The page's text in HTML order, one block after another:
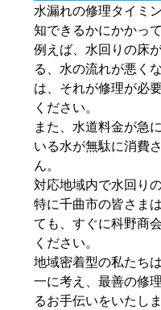
水漏れの修理タイミ
知できるかにかかって
例えば、水回りの床
る、水の流れが悪く
は、それが修理が必
ください。
また、水道料金が急
いる水が無駄に消費
ん。
対応地域内で水回り
特に千曲市の皆さま
ても、すぐに科野商
ください。
地域密着型の私たち
一に考え、最善の修
るお手伝いをいたしま